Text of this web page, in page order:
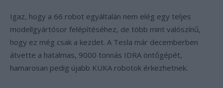
Igaz, hogy a 66 robot egyáltalán nem elég egy teljes
modellgyártósor felépítéséhez, de több mint valószínű,
hogy ez még csak a kezdet. A Tesla már decemberben
átvette a hatalmas, 9000 tonnás IDRA öntőgépét,
hamarosan pedig újabb KUKA robotok érkezhetnek.